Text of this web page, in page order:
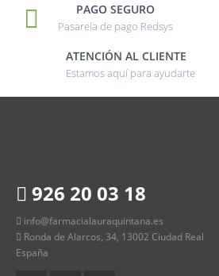
PAGO SEGURO
Pasarela de pago Redsys
ATENCIÓN AL CLIENTE
Estamos aquí para ayudarte
926 20 03 18
info@farmacialauraquintana.es
Ronda de Alarcos, 34, 13002 Ciudad Real
España